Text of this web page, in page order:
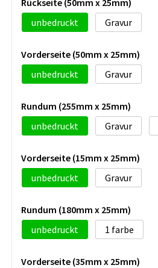
unbedruckt
Gravur
Vorderseite (50mm x 25mm)
unbedruckt
Gravur
Rundum (255mm x 25mm)
unbedruckt
Gravur
Vorderseite (15mm x 25mm)
unbedruckt
Gravur
Rundum (180mm x 25mm)
unbedruckt
1
Vorderseite (35mm x 25mm)